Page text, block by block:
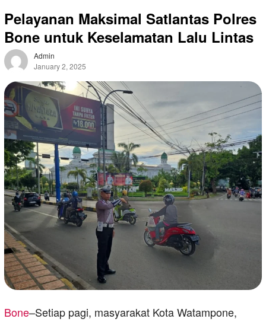
Pelayanan Maksimal Satlantas Polres
Bone untuk Keselamatan Lalu Lintas
Admin
January 2, 2025
Bone–Setiap pagi, masyarakat Kota Watampone,